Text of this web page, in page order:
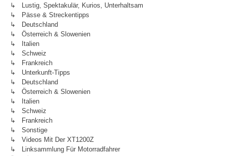
↳ Lustig, Spektakulär, Kurios, Unterhaltsam
↳ Pässe & Streckentipps
↳ Deutschland
↳ Österreich & Slowenien
↳ Italien
↳ Schweiz
↳ Frankreich
↳ Unterkunft-Tipps
↳ Deutschland
↳ Österreich & Slowenien
↳ Italien
↳ Schweiz
↳ Frankreich
↳ Sonstige
↳ Videos Mit Der XT1200Z
↳ Linksammlung Für Motorradfahrer